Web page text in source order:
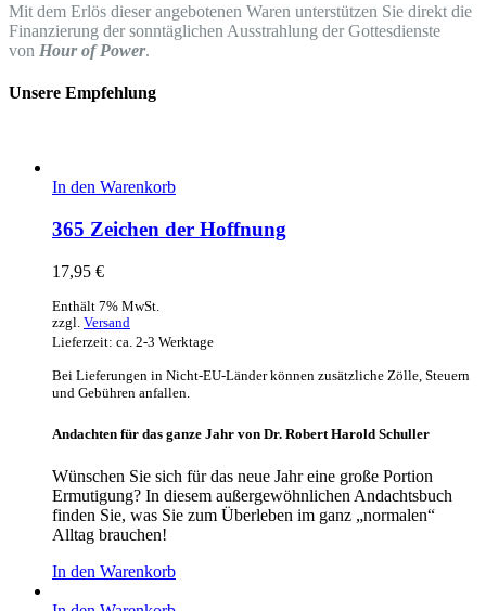
Mit dem Erlös dieser angebotenen Waren unterstützen Sie direkt die
Finanzierung der sonntäglichen Ausstrahlung der Gottesdienste
von Hour of Power.
Unsere Empfehlung
In den Warenkorb
365 Zeichen der Hoffnung
17,95 €
Enthält 7% MwSt.
zzgl. Versand
Lieferzeit: ca. 2-3 Werktage
Bei Lieferungen in Nicht-EU-Länder können zusätzliche Zölle, Steuern
und Gebühren anfallen.
Andachten für das ganze Jahr von Dr. Robert Harold Schuller
Wünschen Sie sich für das neue Jahr eine große Portion
Ermutigung? In diesem außergewöhnlichen Andachtsbuch
finden Sie, was Sie zum Überleben im ganz „normalen“
Alltag brauchen!
In den Warenkorb